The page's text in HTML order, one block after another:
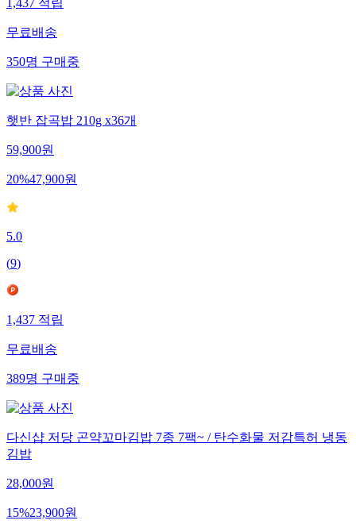
1,437적립
무료배송
350명구매중
햇반 잡곡밥 210g x36개
59,900원
20%47,900원
5.0
(9)
1,437적립
무료배송
389명구매중
다신샵 저당 곤약꼬마김밥 7종 7팩~ / 탄수화물 저감특허 냉동
김밥
28,000원
15%23,900원